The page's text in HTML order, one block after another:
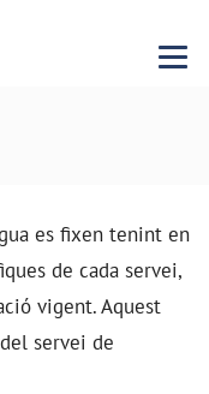
Menu
es fixen tenint en
de cada servei,
vigent. Aquest
servei de